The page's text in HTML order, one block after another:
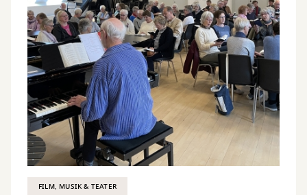
FILM, MUSIK & TEATER